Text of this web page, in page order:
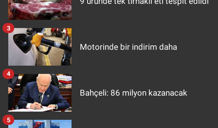
Motorinde bir indirim daha
3
Bahçeli: 86 milyon kazanacak
4
5